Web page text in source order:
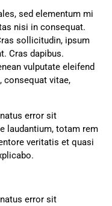
sed elementum mi
nisi in consequat.
sollicitudin, ipsum
Cras dapibus.
vulputate eleifend
consequat vitae,
error sit
laudantium, totam rem
veritatis et quasi
error sit